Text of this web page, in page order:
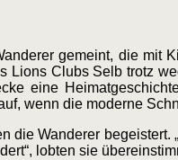
gemeint, die mit
Clubs Selb trotz
eine
wenn die moderne
Wanderer begeistert.
lobten sie